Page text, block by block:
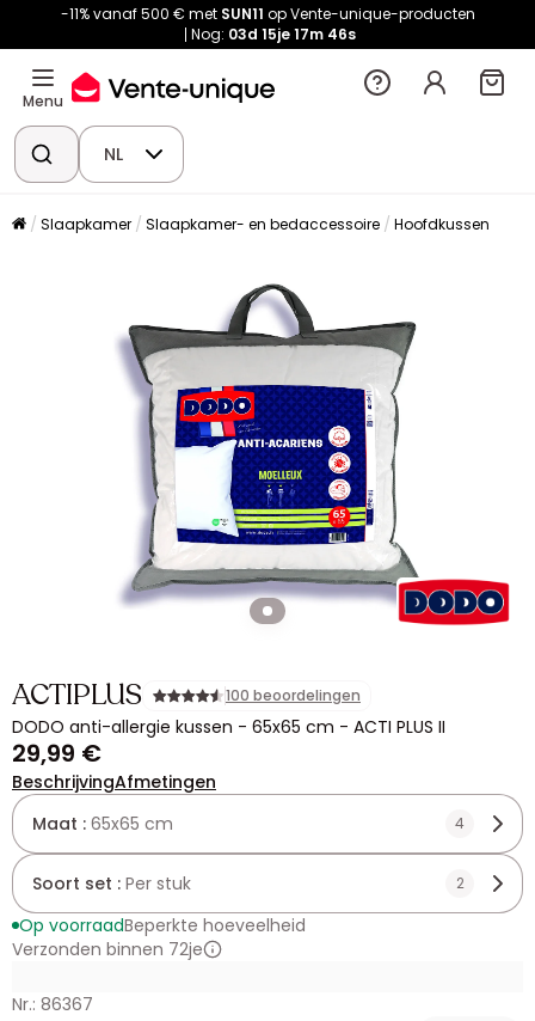
-11% vanaf 500 € met SUN11 op Vente-unique-producten
Nog: 03d 15je 17m 46s
Menu
NL
Slaapkamer Slaapkamer- en bedaccessoire Hoofdkussen
ACTIPLUS 100 beoordelingen
DODO anti-allergie kussen - 65x65 cm - ACTI PLUS II
29,99 €
BeschrijvingAfmetingen
Maat : 65x65 cm 4
Soort set : Per stuk 2
Op voorraadBeperkte hoeveelheid
Verzonden binnen 72je
Nr.: 86367